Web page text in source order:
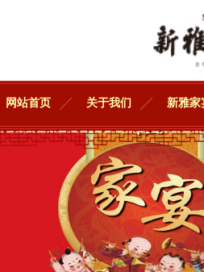
网站首页 关于我们 新雅家